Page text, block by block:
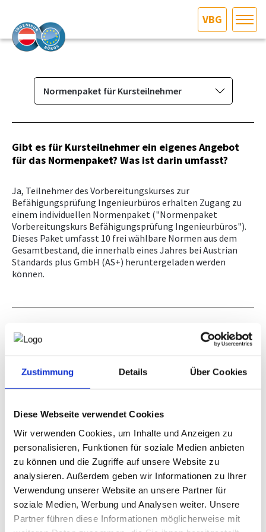
Zustimmung Details Über Cookies
Diese Webseite verwendet Cookies
Wir verwenden Cookies, um Inhalte und Anzeigen zu
personalisieren, Funktionen für soziale Medien anbieten
zu können und die Zugriffe auf unsere Website zu
analysieren. Außerdem geben wir Informationen zu Ihrer
Verwendung unserer Website an unsere Partner für
soziale Medien, Werbung und Analysen weiter. Unsere
Partner führen diese Informationen möglicherweise mit
VBG
AKTUELLES/INGOO
DAS INGENIEURBÜRO
INTERESSEN­VERTRETUNG
MITGLIEDER­VERZEICHNIS
SERVICE
KONTAKT
Normenpaket für Kursteilnehmer
Das Ingenieurbüro
Berufsbild & Gründung
Branchenrecht
Befähigungsprüfung
Vorbereitungskursstandorte und
Termine
Prüfungsstandorte und Termine
Normenpaket für Kursteilnehmer
Ausschreibungsplattform
Leistungsbilder/Leistungsmodelle
Gibt es für Kursteilnehmer ein eigenes Angebot
für das Normenpaket? Was ist darin umfasst?
Ja, Teilnehmer des Vorbereitungskurses zur
Befähigungsprüfung Ingenieurbüros erhalten Zugang zu
einem individuellen Normenpaket ("Normenpaket
Vorbereitungskurs Befähigungsprüfung Ingenieurbüros").
Dieses Paket umfasst 10 frei wählbare Normen aus dem
Gesamtbestand, die innerhalb eines Jahres bei Austrian
Standards plus GmbH (AS+) heruntergeladen werden
können.
Was muss ich tun, um als Kursteilnehmer Zugang
zum Normenpaket zu erhalten?
Bei Interesse am "Normenpaket Vorbereitungskurs
Befähigungsprüfung Ingenieurbüros" geben Sie bitte hier
Vorbereitungskurs verwendet haben:
E-MAIL
SENDEN